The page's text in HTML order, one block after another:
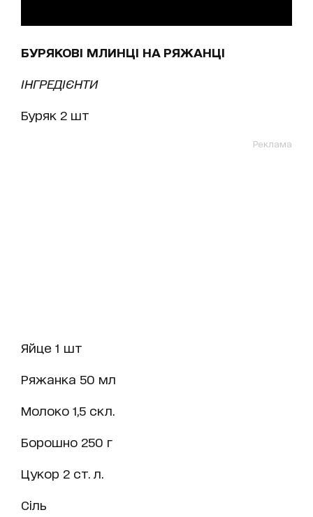
БУРЯКОВІ МЛИНЦІ НА РЯЖАНЦІ
ІНГРЕДІЄНТИ
Буряк 2 шт
Реклама
Яйце 1 шт
Ряжанка 50 мл
Молоко 1,5 скл.
Борошно 250 г
Цукор 2 ст. л.
Сіль